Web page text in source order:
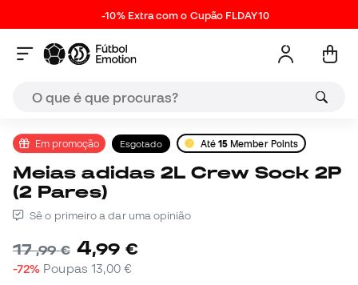
-10% Extra com o Cupão FLDAY10
Em promoção Esgotado Até 15 Member Points
Meias adidas 2L Crew Sock 2P
(2 Pares)
Sê o primeiro a dar uma opinião
17,99 € 4,99 €
-72% Poupas 13,00 €